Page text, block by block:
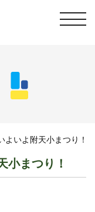
よいよ附天小まつり！
小まつり！